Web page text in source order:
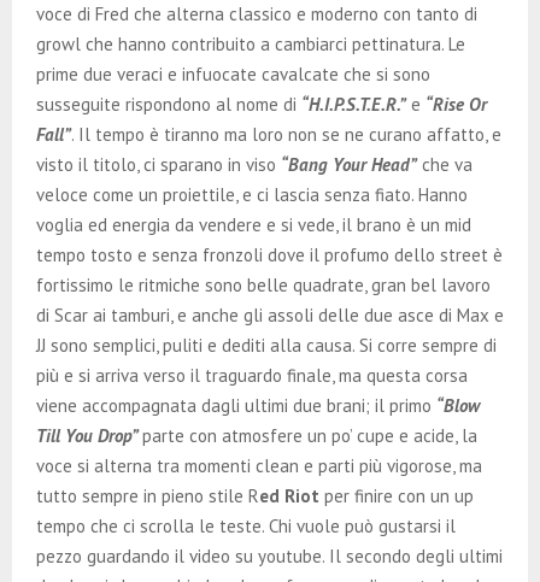
voce di Fred che alterna classico e moderno con tanto di
growl che hanno contribuito a cambiarci pettinatura. Le
prime due veraci e infuocate cavalcate che si sono
susseguite rispondono al nome di “H.I.P.S.T.E.R.”e “Rise Or
Fall”. Il tempo è tiranno ma loro non se ne curano affatto, e
visto il titolo, ci sparano in viso “Bang Your Head”che va
veloce come un proiettile, e ci lascia senza fiato. Hanno
voglia ed energia da vendere e si vede, il brano è un mid
tempo tosto e senza fronzoli dove il profumo dello street è
fortissimo le ritmiche sono belle quadrate, gran bel lavoro
di Scar ai tamburi, e anche gli assoli delle due asce di Max e
JJ sono semplici, puliti e dediti alla causa. Si corre sempre di
più e si arriva verso il traguardo finale, ma questa corsa
viene accompagnata dagli ultimi due brani; il primo “Blow
Till You Drop”parte con atmosfere un po’ cupe e acide, la
voce si alterna tra momenti clean e parti più vigorose, ma
tutto sempre in pieno stile Red Riot per finire con un up
tempo che ci scrolla le teste. Chi vuole può gustarsi il
pezzo guardando il video su youtube. Il secondo degli ultimi